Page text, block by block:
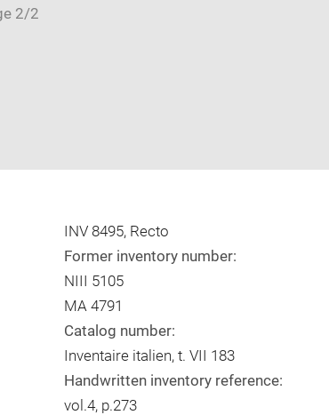
INV 8495, Recto
Former inventory number:
NIII 5105
MA 4791
Catalog number:
Inventaire italien, t. VII 183
Handwritten inventory reference:
vol.4, p.273